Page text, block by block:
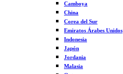
Camboya
China
Corea del Sur
Emiratos Árabes Unidos
Indonesia
Japón
Jordania
Malasia